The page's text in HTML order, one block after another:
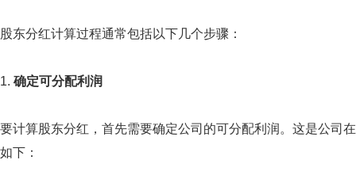
股东分红计算过程通常包括以下几个步骤：
1. 确定可分配利润
要计算股东分红，首先需要确定公司的可分配利润。这是公司
如下：